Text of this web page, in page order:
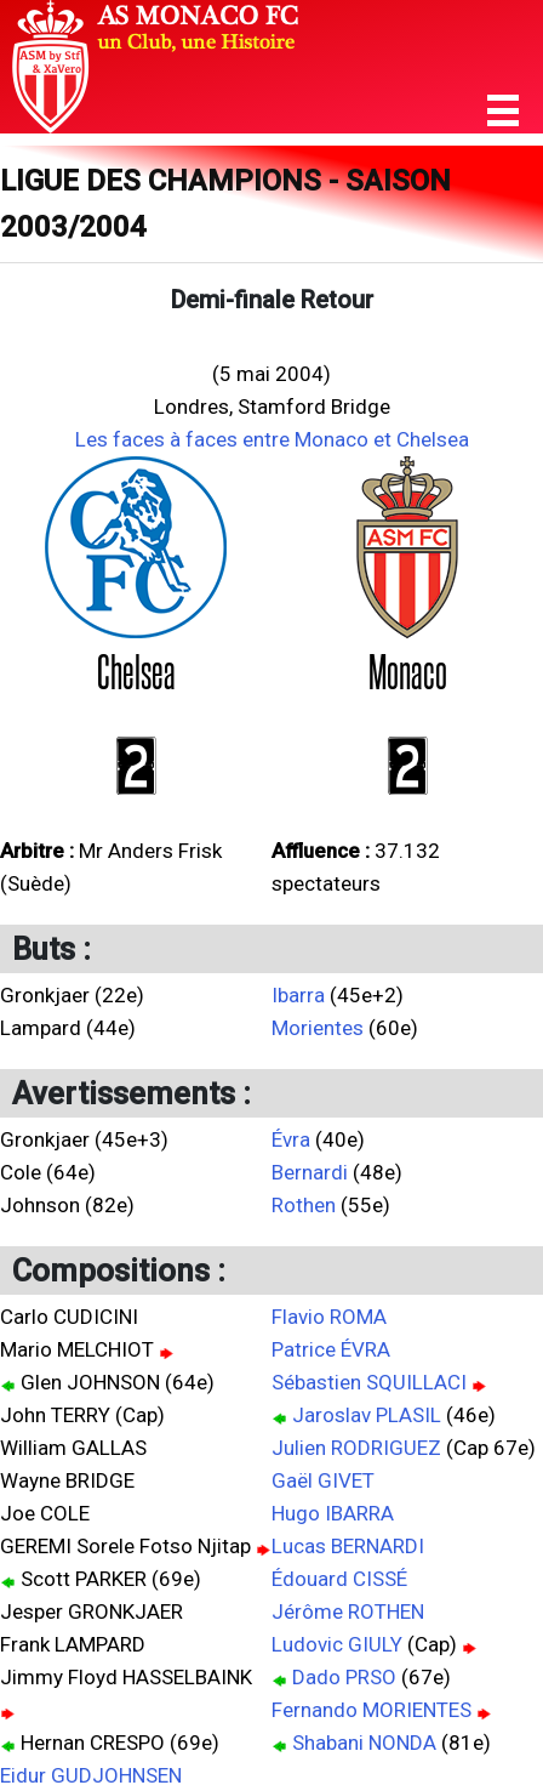
LIGUE DES CHAMPIONS - SAISON
2003/2004
Demi-finale Retour
(5 mai 2004)
Londres, Stamford Bridge
Les faces à faces entre Monaco et Chelsea
Chelsea Monaco
2 2
Arbitre : Mr Anders Frisk
(Suède)
Affluence : 37.132
spectateurs
Buts :
Gronkjaer (22e)
Lampard (44e)
Ibarra (45e+2)
Morientes (60e)
Avertissements :
Gronkjaer (45e+3)
Cole (64e)
Johnson (82e)
Évra (40e)
Bernardi (48e)
Rothen (55e)
Compositions :
Carlo CUDICINI
Mario MELCHIOT
Glen JOHNSON (64e)
John TERRY (Cap)
William GALLAS
Wayne BRIDGE
Joe COLE
GEREMI Sorele Fotso Njitap
Scott PARKER (69e)
Jesper GRONKJAER
Frank LAMPARD
Jimmy Floyd HASSELBAINK
Hernan CRESPO (69e)
Eidur GUDJOHNSEN
Flavio ROMA
Patrice ÉVRA
Sébastien SQUILLACI
Jaroslav PLASIL (46e)
Julien RODRIGUEZ (Cap 67e)
Gaël GIVET
Hugo IBARRA
Lucas BERNARDI
Édouard CISSÉ
Jérôme ROTHEN
Ludovic GIULY (Cap)
Dado PRSO (67e)
Fernando MORIENTES
Shabani NONDA (81e)